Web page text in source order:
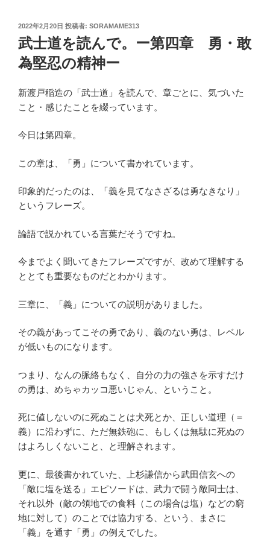
投
稿
日:
2022年2月20日 投稿者: SORAMAME313
武士道を読んで。ー第四章 勇・敢
為堅忍の精神ー
新渡戸稲造の「武士道」を読んで、章ごとに、気づいた
こと・感じたことを綴っています。
今日は第四章。
この章は、「勇」について書かれています。
印象的だったのは、「義を見てなさざるは勇なきなり」
というフレーズ。
論語で説かれている言葉だそうですね。
今までよく聞いてきたフレーズですが、改めて理解する
ととても重要なものだとわかります。
三章に、「義」についての説明がありました。
その義があってこその勇であり、義のない勇は、レベル
が低いものになります。
つまり、なんの脈絡もなく、自分の力の強さを示すだけ
の勇は、めちゃカッコ悪いじゃん、ということ。
死に値しないのに死ぬことは犬死とか、正しい道理（＝
義）に沿わずに、ただ無鉄砲に、もしくは無駄に死ぬの
はよろしくないこと、と理解されます。
更に、最後書かれていた、上杉謙信から武田信玄への
「敵に塩を送る」エピソードは、武力で闘う敵同士は、
それ以外（敵の領地での食料（この場合は塩）などの窮
地に対して）のことでは協力する、という、まさに
「義」を通す「勇」の例えでした。